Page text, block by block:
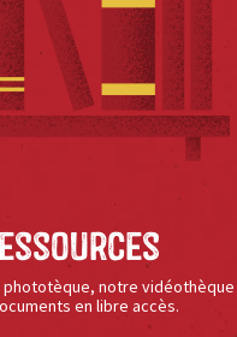
phototèque, notre
en libre accès.